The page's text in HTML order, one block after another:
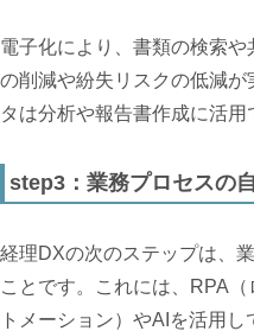
電子化により、書類の検索
の削減や紛失リスクの低減
タは分析や報告書作成に活用
step3：業務プロセスの
経理DXの次のステップは、
ことです。これには、RPA
トメーション）やAIを活用